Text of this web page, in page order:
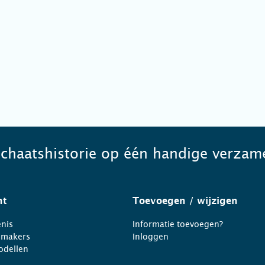
op één handige
Toevoegen / wijzigen
Informatie toevoegen?
Inloggen